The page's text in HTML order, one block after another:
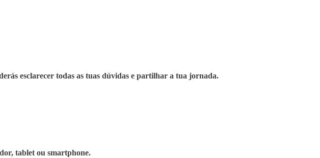
esclarecer todas as tuas dúvidas e partilhar a tua jornada.
tablet ou smartphone.